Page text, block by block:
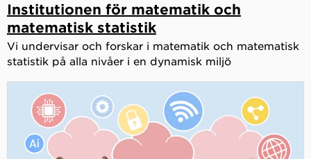
Institutionen för matematik och
matematisk statistik
Vi undervisar och forskar i matematik och matematisk
statistik på alla nivåer i en dynamisk miljö